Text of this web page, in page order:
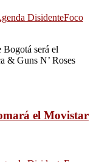
DisidenteFoco
será el
& Guns N’ Roses
el Movistar